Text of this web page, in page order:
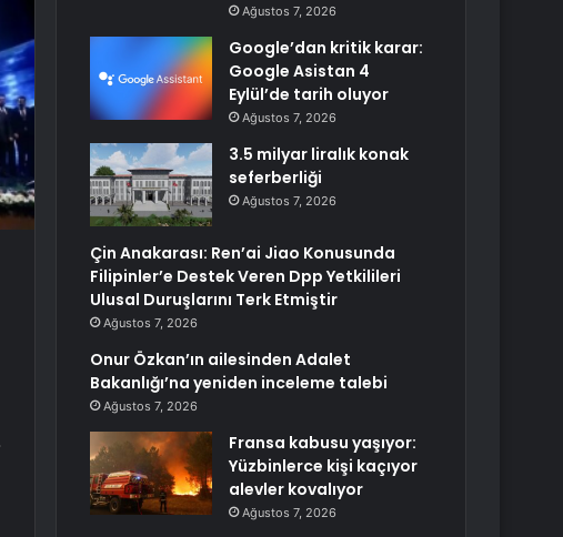
Ağustos 7, 2026
Google’dan kritik karar:
Google Asistan 4
Eylül’de tarih oluyor
Ağustos 7, 2026
3.5 milyar liralık konak
seferberliği
Ağustos 7, 2026
Çin Anakarası: Ren’ai Jiao Konusunda
Filipinler’e Destek Veren Dpp Yetkilileri
Ulusal Duruşlarını Terk Etmiştir
Ağustos 7, 2026
Onur Özkan’ın ailesinden Adalet
Bakanlığı’na yeniden inceleme talebi
Ağustos 7, 2026
Fransa kabusu yaşıyor:
Yüzbinlerce kişi kaçıyor
alevler kovalıyor
Ağustos 7, 2026